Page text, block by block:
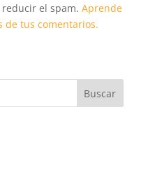
el spam. Aprende
de tus comentarios.